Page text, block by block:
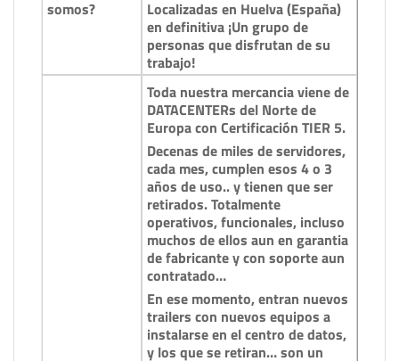
somos?
Localizadas en Huelva (España)
en definitiva ¡Un grupo de
personas que disfrutan de su
trabajo!
Toda nuestra mercancia viene de
DATACENTERs del Norte de
Europa con Certificación TIER 5.
Decenas de miles de servidores,
cada mes, cumplen esos 4 o 3
años de uso.. y tienen que ser
retirados. Totalmente
operativos, funcionales, incluso
muchos de ellos aun en garantia
de fabricante y con soporte aun
contratado…
En ese momento, entran nuevos
trailers con nuevos equipos a
instalarse en el centro de datos,
y los que se retiran… son un